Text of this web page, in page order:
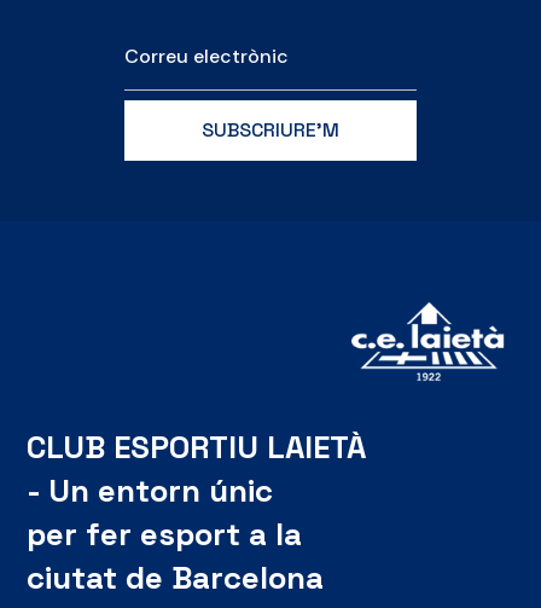
CLUB ESPORTIU LAIETÀ
- Un entorn únic
per fer esport a la
ciutat de Barcelona